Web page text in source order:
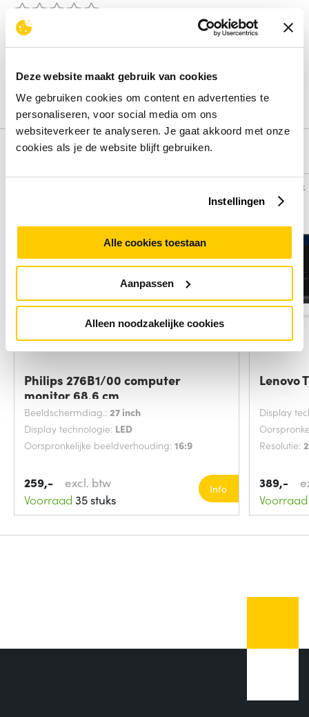
Deze website maakt gebruik van cookies
We gebruiken cookies om content en advertenties te
personaliseren, voor social media om ons
websiteverkeer te analyseren. Je gaat akkoord met onze
cookies als je de website blijft gebruiken.
Instellingen
Alle cookies toestaan
Aanpassen
Alleen noodzakelijke cookies
Beoordelingen binnenkort beschikbaar
Schrijf een review
Alternatieven
Philips 276B1/00 computer
monitor 68,6 cm
Beeldschermdiag.: 27 inch
Display technologie: LED
Oorspronkelijke beeldverhouding: 16:9
259,-
excl. btw
Voorraad 35 stuks
Info
Vergelijk
Lenovo
Display
Resolutie:
389,-
Voorraad